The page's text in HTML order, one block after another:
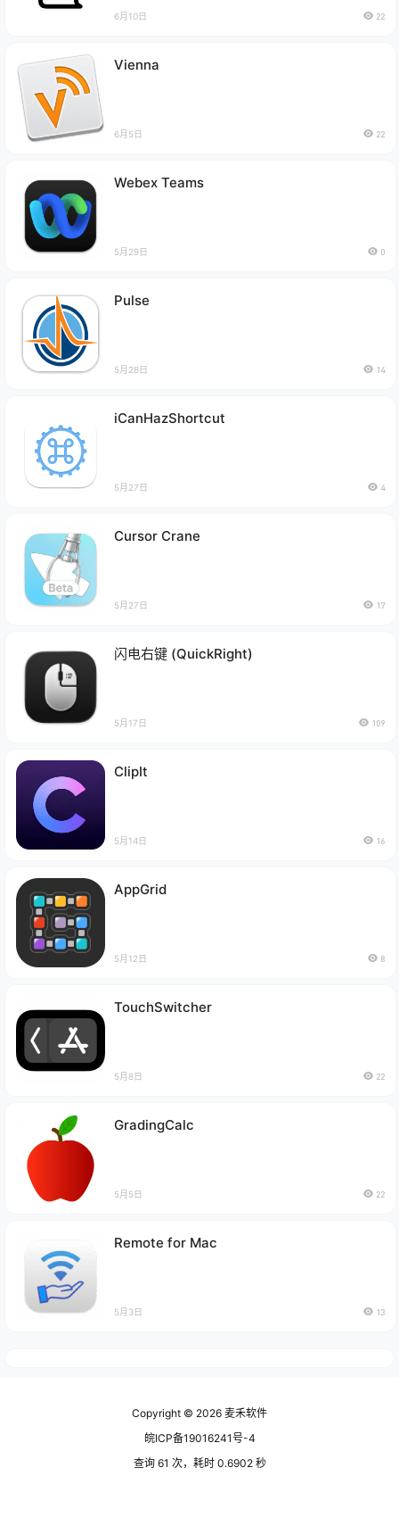
6月10日 22
Vienna
6月5日 22
Webex Teams
5月29日 0
Pulse
5月28日 14
iCanHazShortcut
5月27日 4
Cursor Crane
5月27日 17
闪电右键 (QuickRight)
5月17日 109
ClipIt
5月14日 16
AppGrid
5月12日 8
TouchSwitcher
5月8日 22
GradingCalc
5月5日 22
Remote for Mac
5月3日 13
Copyright © 2026 麦禾软件
皖ICP备19016241号-4
查询 61 次，耗时 0.6902 秒